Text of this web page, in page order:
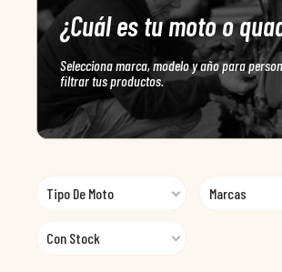
¿Cuál es tu moto o
Selecciona marca, modelo y año para
filtrar tus productos.
Tipo De Moto Marcas
Con Stock